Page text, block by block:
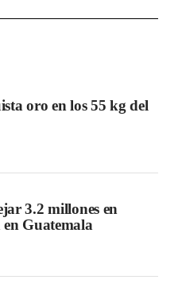
oro en los 55 kg del
3.2 millones en
Guatemala